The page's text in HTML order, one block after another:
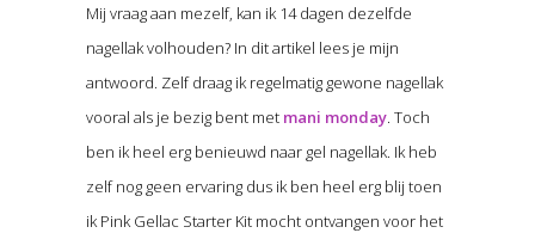
Mij vraag aan mezelf, kan ik 14 dagen dezelfde
nagellak volhouden? In dit artikel lees je mijn
antwoord. Zelf draag ik regelmatig gewone nagellak
vooral als je bezig bent met mani monday. Toch
ben ik heel erg benieuwd naar gel nagellak. Ik heb
zelf nog geen ervaring dus ik ben heel erg blij toen
ik Pink Gellac Starter Kit mocht ontvangen voor het